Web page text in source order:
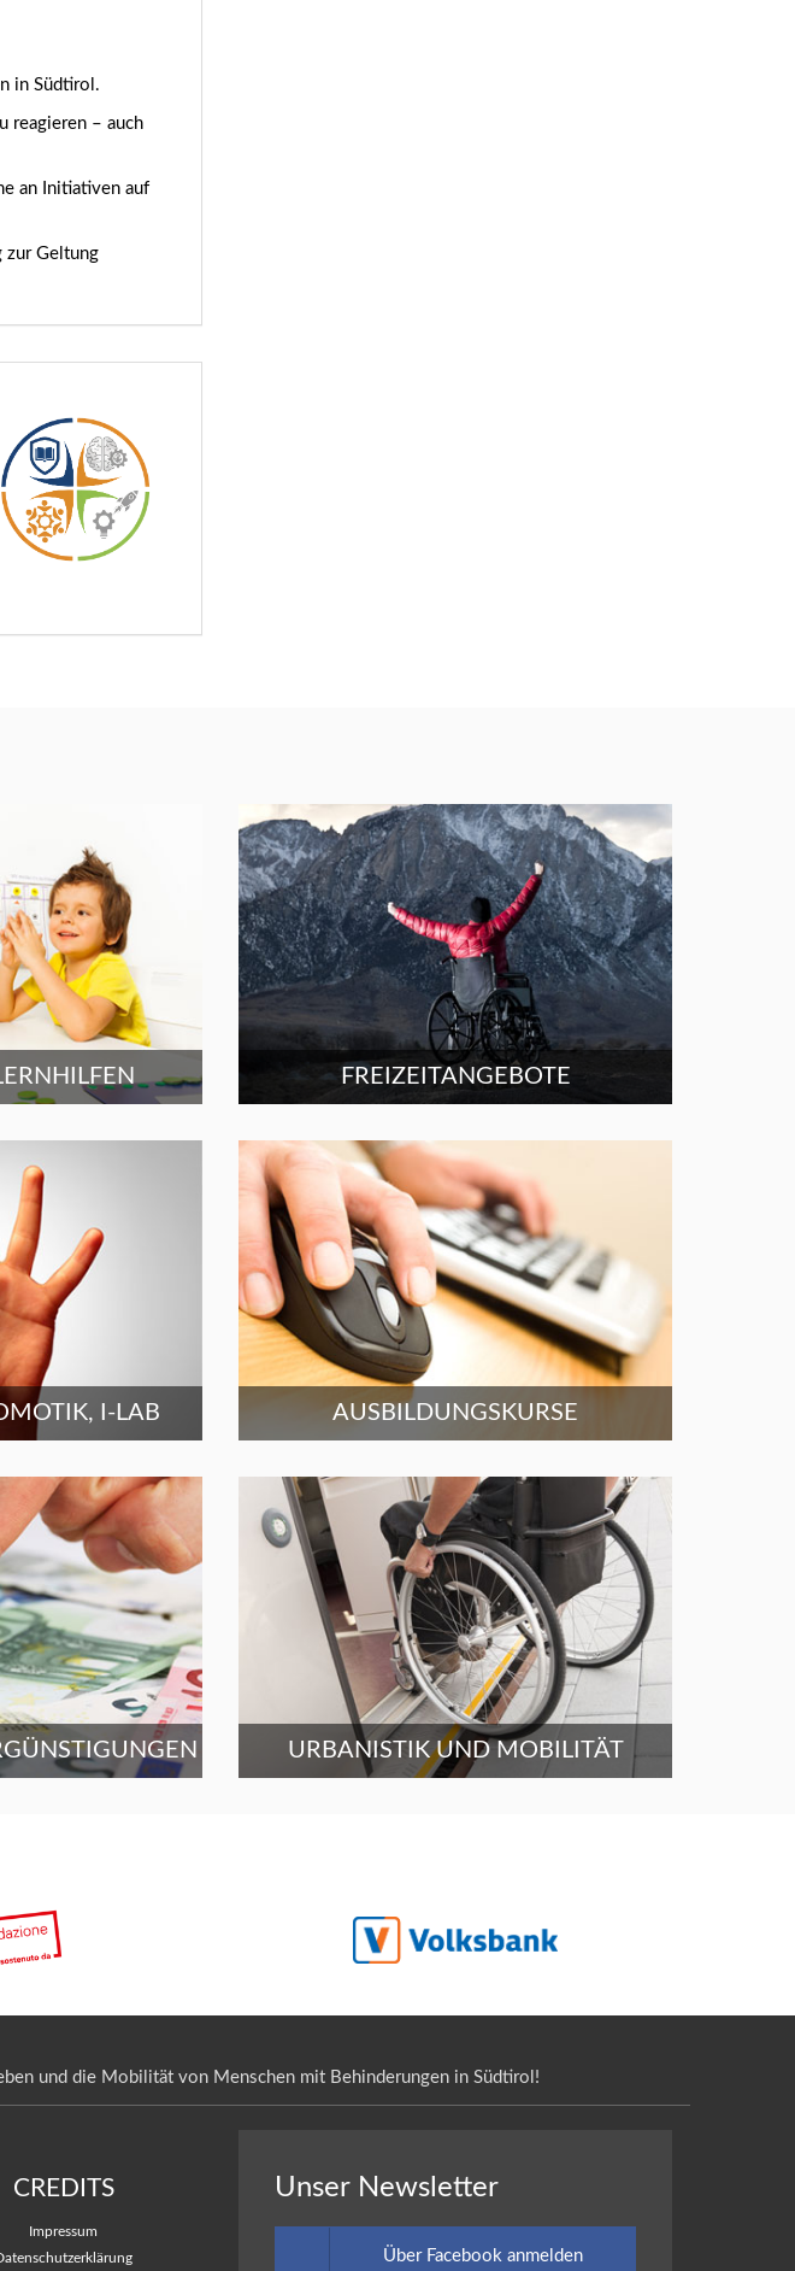
in Südtirol.
reagieren – auch
an Initiativen auf
zur Geltung
FREIZEITANGEBOTE
I-LAB AUSBILDUNGSKURSE
URBANISTIK UND MOBILITÄT
und die Mobilität von Menschen mit Behinderungen in Südtirol!
CREDITS
Impressum
Unser Newsletter
Über Facebook anmelden